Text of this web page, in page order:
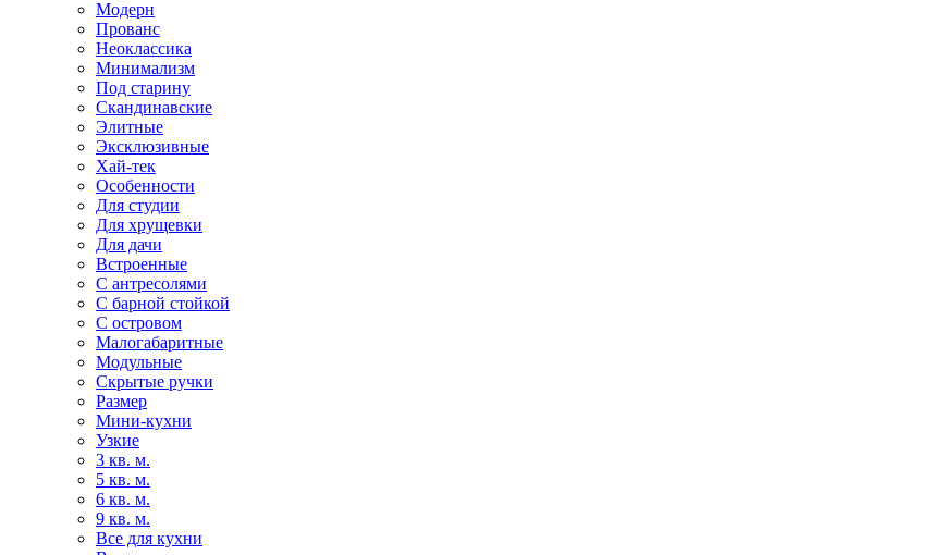
Модерн
Прованс
Неоклассика
Минимализм
Под старину
Скандинавские
Элитные
Эксклюзивные
Хай-тек
Особенности
Для студии
Для хрущевки
Для дачи
Встроенные
С антресолями
С барной стойкой
С островом
Малогабаритные
Модульные
Скрытые ручки
Размер
Мини-кухни
Узкие
3 кв. м.
5 кв. м.
6 кв. м.
9 кв. м.
Все для кухни